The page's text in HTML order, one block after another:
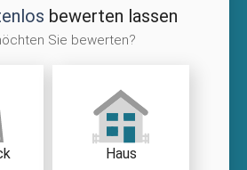
bewerten lassen
Sie bewerten?
Haus